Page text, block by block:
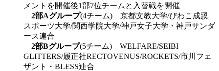
メントを開催後1部7位チームと入替戦を開催
2部Aグループ(4チーム) 京都文教大学/びわこ成蹊
スポーツ大学/関西学院大学/神戸女子大学・神戸サンダ
ース連合
2部Bグループ(5チーム) WELFARE/SEIBI
GLITTERS/履正社RECTOVENUS/ROCKETS/市川フェ
ザント・BLESS連合